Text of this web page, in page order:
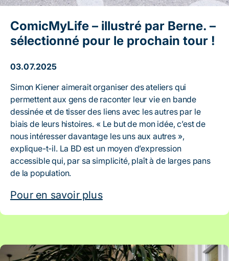
ComicMyLife – illustré par Berne. –
sélectionné pour le prochain tour !
03.07.2025
Simon Kiener aimerait organiser des ateliers qui
permettent aux gens de raconter leur vie en bande
dessinée et de tisser des liens avec les autres par le
biais de leurs histoires. « Le but de mon idée, c’est de
nous intéresser davantage les uns aux autres »,
explique-t-il. La BD est un moyen d’expression
accessible qui, par sa simplicité, plaît à de larges pans
de la population.
Pour en savoir plus
Artikel: Danser par-dessus les fossés